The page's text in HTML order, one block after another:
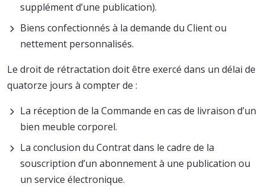
supplément d’une publication).
Biens confectionnés à la demande du Client ou
nettement personnalisés.
Le droit de rétractation doit être exercé dans un délai de
quatorze jours à compter de :
La réception de la Commande en cas de livraison d’un
bien meuble corporel.
La conclusion du Contrat dans le cadre de la
souscription d’un abonnement à une publication ou
un service électronique.